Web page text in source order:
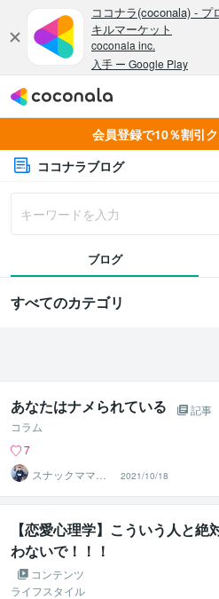
会員登録で10％割引
ココナラブログ
ブログ
すべてのカテゴリ
あなたはナメられている
記事
コラム
7
スナックママみ
ちる
2021/10/18
【恋愛心理学】こういう人と絶
わないで！！！
コンテンツ
ライフスタイル